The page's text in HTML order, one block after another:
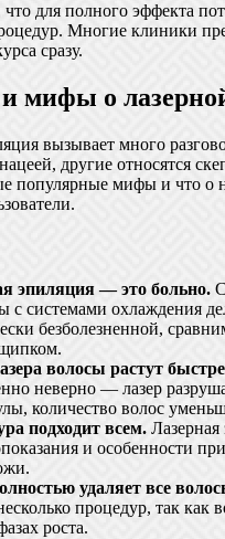
для полного эффекта
Многие клиники
сразу.
мифы о
вызывает много
другие относятся
популярные мифы и что о
эпиляция — это больно.
с системами охлаждения
безболезненной,
волосы растут
неверно — лазер
количество волос
подходит всем.
и особенности
удаляет все
процедур, так как
роста.